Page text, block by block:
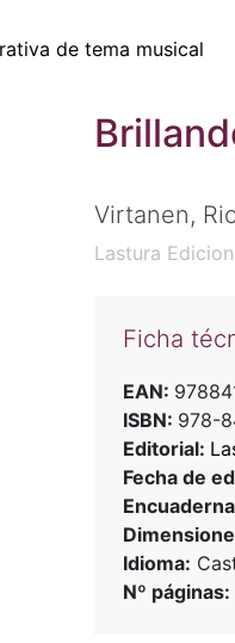
de tema musical
Virtanen,
Lastura
Ficha
EAN:
ISBN: 978-
Editorial:
Fecha de
Idioma:
Nº páginas: